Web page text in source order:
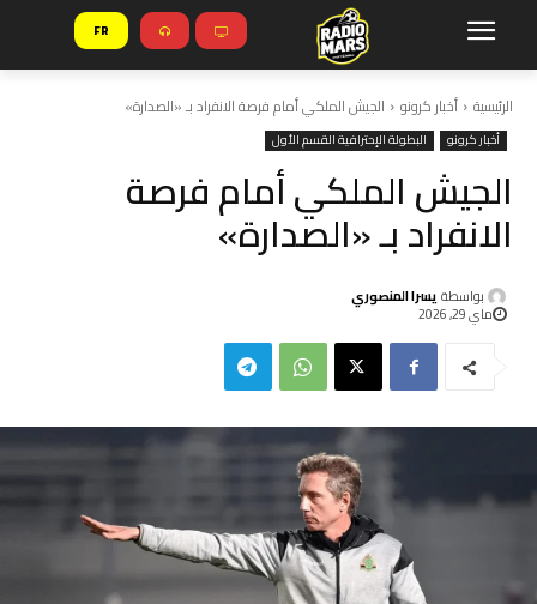
FR
الرئيسية أخبار كرونو الجيش الملكي أمام فرصة الانفراد بـ «الصدارة»
أخبار كرونو البطولة الإحترافية القسم الأول
الجيش الملكي أمام فرصة
الانفراد بـ «الصدارة»
بواسطةيسرا المنصوري
ماي 29, 2026